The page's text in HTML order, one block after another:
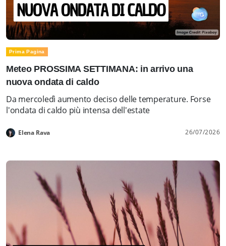
Prima Pagina
Meteo PROSSIMA SETTIMANA: in arrivo una
nuova ondata di caldo
Da mercoledì aumento deciso delle temperature. Forse
l'ondata di caldo più intensa dell'estate
Elena Rava 26/07/2026